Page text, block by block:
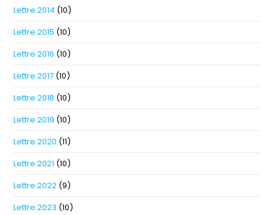
Lettre 2014 (10)
Lettre 2015 (10)
Lettre 2016 (10)
Lettre 2017 (10)
Lettre 2018 (10)
Lettre 2019 (10)
Lettre 2020 (11)
Lettre 2021 (10)
Lettre 2022 (9)
Lettre 2023 (10)